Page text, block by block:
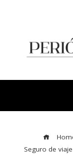
Seguro de